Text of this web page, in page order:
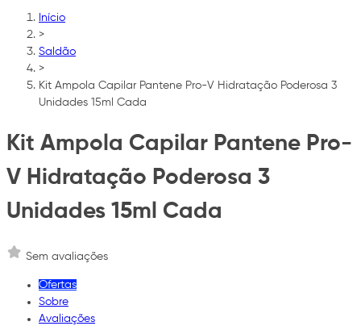
Início
>
Saldão
>
Kit Ampola Capilar Pantene Pro-V Hidratação Poderosa 3
Unidades 15ml Cada
Kit Ampola Capilar Pantene Pro-
V Hidratação Poderosa 3
Unidades 15ml Cada
Sem avaliações
Ofertas
Sobre
Avaliações